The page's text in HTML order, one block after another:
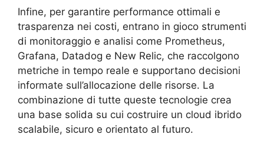
Infine, per garantire performance ottimali e
trasparenza nei costi, entrano in gioco strumenti
di monitoraggio e analisi come Prometheus,
Grafana, Datadog e New Relic, che raccolgono
metriche in tempo reale e supportano decisioni
informate sull’allocazione delle risorse. La
combinazione di tutte queste tecnologie crea
una base solida su cui costruire un cloud ibrido
scalabile, sicuro e orientato al futuro.